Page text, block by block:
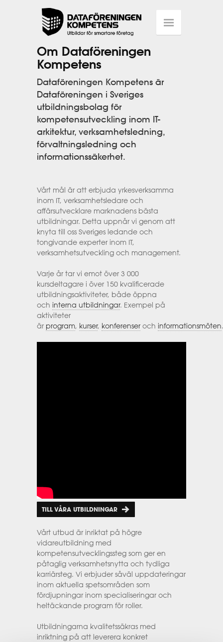
Om Dataföreningen
Kompetens
Dataföreningen Kompetens är
Dataföreningen i Sveriges
utbildningsbolag för
kompetensutveckling inom IT-
arkitektur, verksamhetsledning,
förvaltningsledning och
informationssäkerhet.
Vårt mål är att erbjuda yrkesverksamma
inom IT, verksamhetsledare och
affärsutvecklare marknadens bästa
utbildningar. Detta uppnår vi genom att
knyta till oss Sveriges ledande och
tongivande experter inom IT,
verksamhetsutveckling och management.
Varje år tar vi emot över 3 000
kursdeltagare i över 150 kvalificerade
utbildningsaktiviteter, både öppna
och interna utbildningar. Exempel på
aktiviteter
är program, kurser, konferenser och informationsmöten.
TILL VÅRA UTBILDNINGAR
Vårt utbud är inriktat på högre
vidareutbildning med
kompetensutvecklingssteg som ger en
påtaglig verksamhetsnytta och tydliga
karriärsteg. Vi erbjuder såväl uppdateringar
inom aktuella spetsområden som
fördjupningar inom specialiseringar och
heltäckande program för roller.
Utbildningarna kvalitetssäkras med
inriktning på att leverera konkret